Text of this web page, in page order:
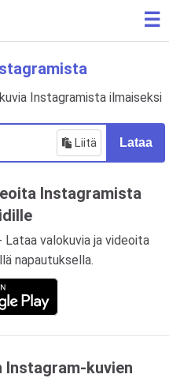
☰
Instagramista ilmaiseksi
Liitä Lataa
Instagramista
valokuvia ja videoita
napautuksella.
Instagram-kuvien